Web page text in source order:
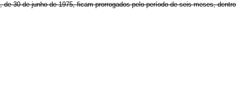
30 de junho de 1975, ficam prorrogados pelo período de seis meses, dentro